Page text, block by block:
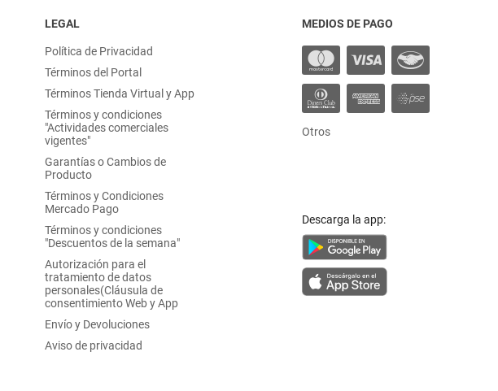
LEGAL
Política de Privacidad
Términos del Portal
Términos Tienda Virtual y App
Términos y condiciones
"Actividades comerciales
vigentes"
Garantías o Cambios de
Producto
Términos y Condiciones
Mercado Pago
Términos y condiciones
"Descuentos de la semana"
Autorización para el
tratamiento de datos
personales(Cláusula de
consentimiento Web y App
Envío y Devoluciones
Aviso de privacidad
MEDIOS DE PAGO
Otros
Descarga la app: